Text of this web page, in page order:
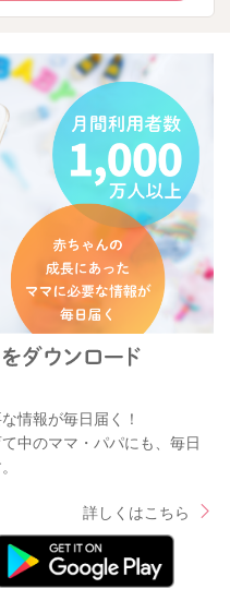
情報が毎日届く！
中のママ・パパにも、毎日
詳しくはこちら